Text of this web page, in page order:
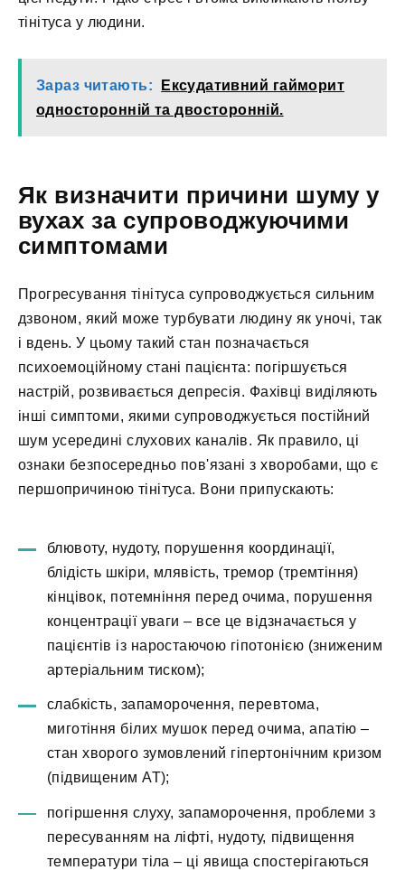
тінітуса у людини.
Зараз читають:
Ексудативний гайморит
односторонній та двосторонній.
Як визначити причини шуму у
вухах за супроводжуючими
симптомами
Прогресування тінітуса супроводжується сильним
дзвоном, який може турбувати людину як уночі, так
і вдень. У цьому такий стан позначається
психоемоційному стані пацієнта: погіршується
настрій, розвивається депресія. Фахівці виділяють
інші симптоми, якими супроводжується постійний
шум усередині слухових каналів. Як правило, ці
ознаки безпосередньо пов'язані з хворобами, що є
першопричиною тінітуса. Вони припускають:
блювоту, нудоту, порушення координації,
блідість шкіри, млявість, тремор (тремтіння)
кінцівок, потемніння перед очима, порушення
концентрації уваги – все це відзначається у
пацієнтів із наростаючою гіпотонією (зниженим
артеріальним тиском);
слабкість, запаморочення, перевтома,
миготіння білих мушок перед очима, апатію –
стан хворого зумовлений гіпертонічним кризом
(підвищеним АТ);
погіршення слуху, запаморочення, проблеми з
пересуванням на ліфті, нудоту, підвищення
температури тіла – ці явища спостерігаються